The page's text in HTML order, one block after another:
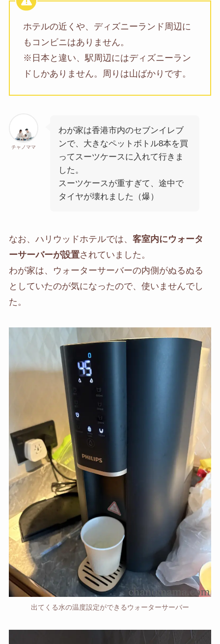
ホテルの近くや、ディズニーランド周辺に
もコンビニはありません。
※日本と違い、駅周辺にはディズニーラン
ドしかありません。周りは山ばかりです。
チャノママ
わが家は香港市内のセブンイレブ
ンで、大きなペットボトル8本を買
ってスーツケースに入れて行きま
した。
スーツケースが重すぎて、途中で
タイヤが壊れました（爆）
なお、ハリウッドホテルでは、 客室内にウォータ
ーサーバーが設置されていました。
わが家は、ウォーターサーバーの内側がぬるぬる
としていたのが気になったので、使いませんでし
た。
出てくる水の温度設定ができるウォーターサーバー